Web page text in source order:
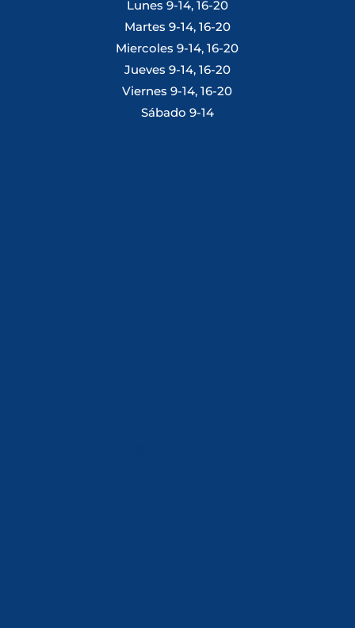
Lunes 9-14, 16-20
Martes 9-14, 16-20
Miercoles 9-14, 16-20
Jueves 9-14, 16-20
Viernes 9-14, 16-20
Sábado 9-14